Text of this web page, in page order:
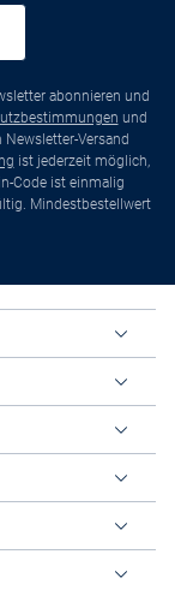
abonnieren und
und
Versand
ist jederzeit möglich,
Code ist einmalig
Mindestbestellwert